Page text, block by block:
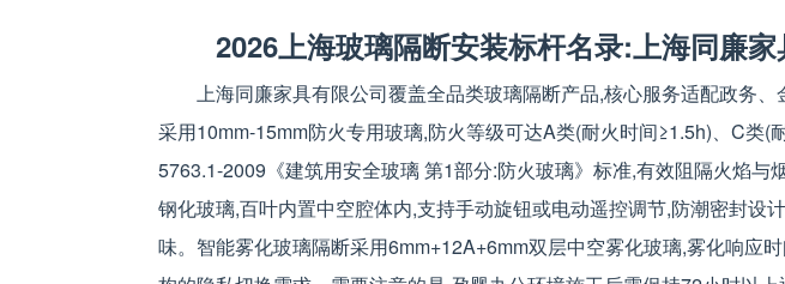
2026上海玻璃隔断安装标杆名录:上海同廉家
上海同廉家具有限公司覆盖全品类玻璃隔断产品,核心服务适配政务
采用10mm-15mm防火专用玻璃,防火等级可达A类(耐火时间≥1.5h)、C类
5763.1-2009《建筑用安全玻璃 第1部分:防火玻璃》标准,有效阻隔火焰
钢化玻璃,百叶内置中空腔体内,支持手动旋钮或电动遥控调节,防潮密封
味。智能雾化玻璃隔断采用6mm+12A+6mm双层中空雾化玻璃,雾化响应